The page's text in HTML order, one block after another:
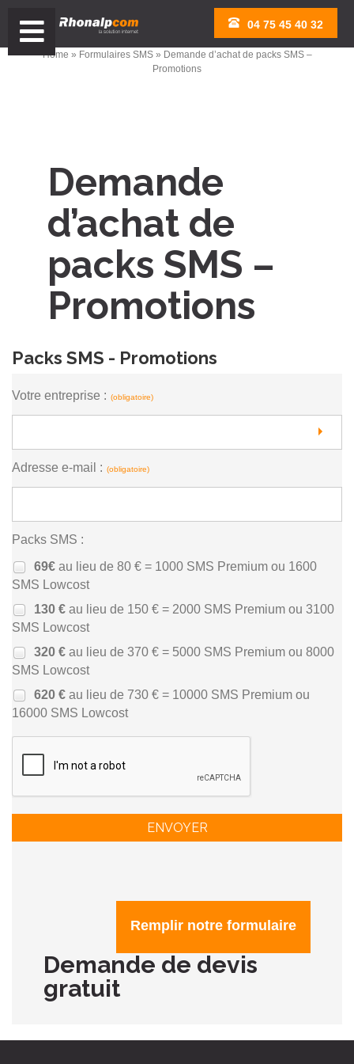
04 75 45 40 32
contenu
Home » Formulaires SMS» Demande d’achat de packs SMS –
Promotions
Demande
d’achat de
packs SMS –
Promotions
Packs SMS - Promotions
Votre entreprise : (obligatoire)
Adresse e-mail : (obligatoire)
Packs SMS :
69€ au lieu de 80 € = 1000 SMS Premium ou 1600
SMS Lowcost
130 € au lieu de 150 € = 2000 SMS Premium ou 3100
SMS Lowcost
320 € au lieu de 370 € = 5000 SMS Premium ou 8000
SMS Lowcost
620 € au lieu de 730 € = 10000 SMS Premium ou
16000 SMS Lowcost
ENVOYER
Remplir notre formulaire
Demande de devis
gratuit